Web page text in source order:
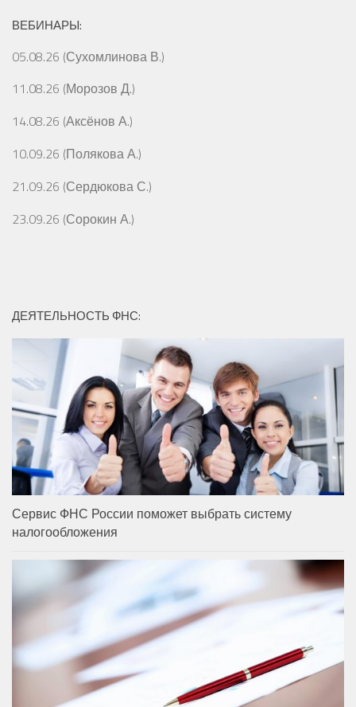
ВЕБИНАРЫ:
05.08.26 (Сухомлинова В.)
11.08.26 (Морозов Д.)
14.08.26 (Аксёнов А.)
10.09.26 (Полякова А.)
21.09.26 (Сердюкова С.)
23.09.26 (Сорокин А.)
ДЕЯТЕЛЬНОСТЬ ФНС:
Сервис ФНС России поможет выбрать систему
налогообложения